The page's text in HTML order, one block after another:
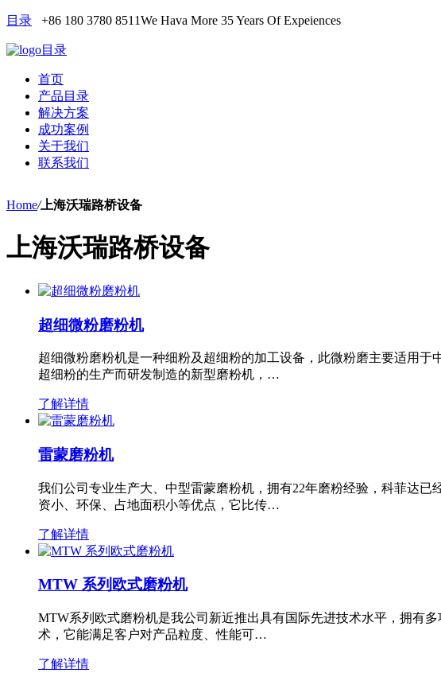
目录 +86 180 3780 8511We Hava More 35 Years Of Expeiences
目录
首页
产品目录
解决方案
成功案例
关于我们
联系我们
Home/上海沃瑞路桥设备
上海沃瑞路桥设备
超细微粉磨粉机
超细微粉磨粉机是一种细粉及超细粉的加工设备，此微粉磨主要适用
超细粉的生产而研发制造的新型磨粉机，…
了解详情
雷蒙磨粉机
我们公司专业生产大、中型雷蒙磨粉机，拥有22年磨粉经验，科菲达
资小、环保、占地面积小等优点，它比传…
了解详情
MTW 系列欧式磨粉机
MTW系列欧式磨粉机是我公司新近推出具有国际先进技术水平，拥有
术，它能满足客户对产品粒度、性能可…
了解详情